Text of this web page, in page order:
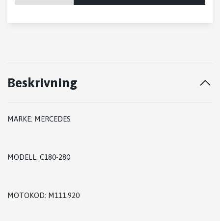
Beskrivning
MARKE: MERCEDES
MODELL: C180-280
MOTOKOD: M111.920